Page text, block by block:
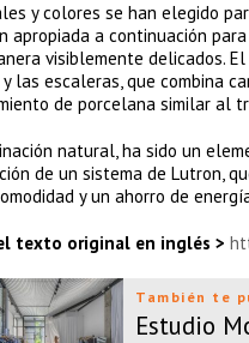
y colores se han elegido
apropiada a continuación
visiblemente delicados.
las escaleras, que combina
de porcelana similar al
natural, ha sido un
de un sistema de Lutron,
y un ahorro de
texto original en inglés >
También te
Estudio